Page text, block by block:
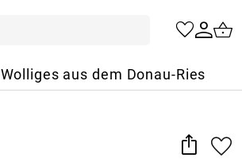
Wolliges aus dem Donau-Ries